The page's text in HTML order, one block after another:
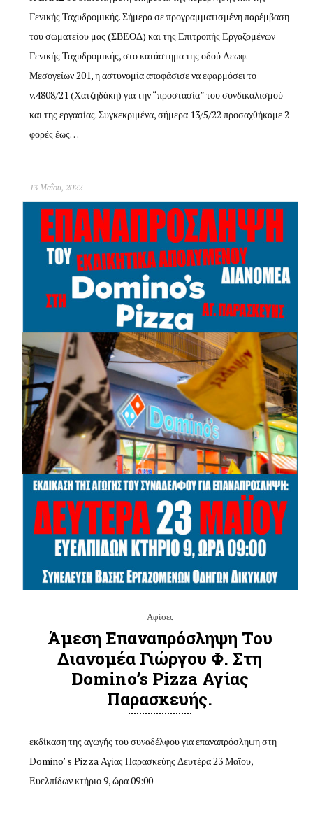
Γενικής Ταχυδρομικής. Σήμερα σε προγραμματισμένη παρέμβαση
του σωματείου μας (ΣΒΕΟΔ) και της Επιτροπής Εργαζομένων
Γενικής Ταχυδρομικής, στο κατάστημα της οδού Λεωφ.
Μεσογείων 201, η αστυνομία αποφάσισε να εφαρμόσει το
ν.4808/21 (Χατζηδάκη) για την “προστασία” του συνδικαλισμού
και της εργασίας. Συγκεκριμένα, σήμερα 13/5/22 προσαχθήκαμε 2
φορές έως…
13 Μαΐου, 2022
Αφίσες
Άμεση Επαναπρόσληψη Του
Διανομέα Γιώργου Φ. Στη
Domino’s Pizza Αγίας
Παρασκευής.
εκδίκαση της αγωγής του συναδέλφου για επαναπρόσληψη στη
Domino’ s Pizza Αγίας Παρασκεύης Δευτέρα 23 Μαΐου,
Ευελπίδων κτήριο 9, ώρα 09:00